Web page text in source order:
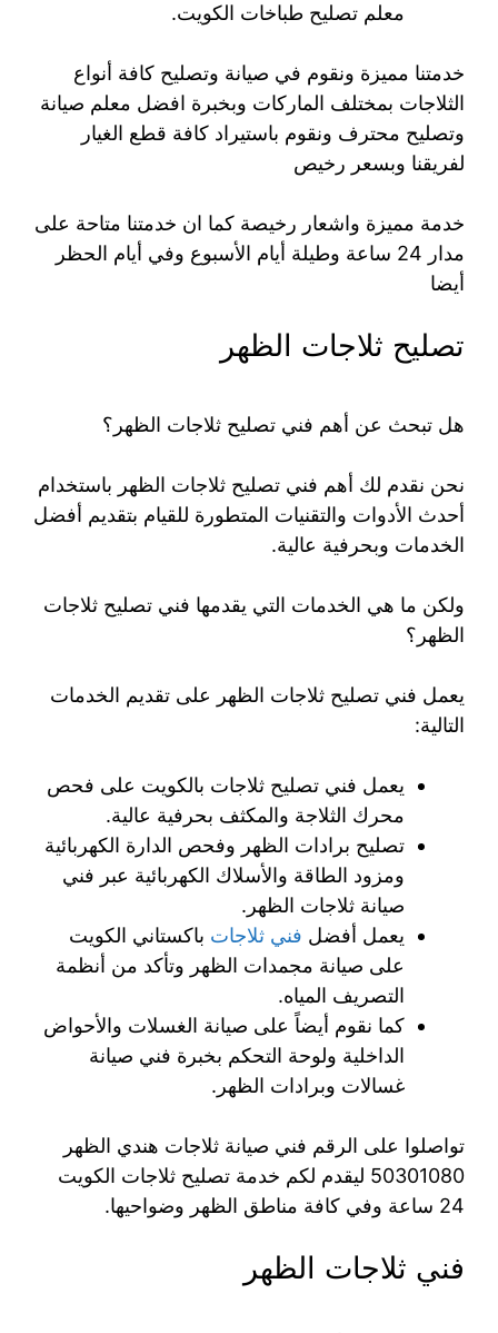
معلم تصليح طباخات الكويت.
خدمتنا مميزة ونقوم في صيانة وتصليح كافة أنواع
الثلاجات بمختلف الماركات وبخبرة افضل معلم صيانة
وتصليح محترف ونقوم باستيراد كافة قطع الغيار
لفريقنا وبسعر رخيص
خدمة مميزة واشعار رخيصة كما ان خدمتنا متاحة على
مدار 24 ساعة وطيلة أيام الأسبوع وفي أيام الحظر
أيضا
تصليح ثلاجات الظهر
هل تبحث عن أهم فني تصليح ثلاجات الظهر؟
نحن نقدم لك أهم فني تصليح ثلاجات الظهر باستخدام
أحدث الأدوات والتقنيات المتطورة للقيام بتقديم أفضل
الخدمات وبحرفية عالية.
ولكن ما هي الخدمات التي يقدمها فني تصليح ثلاجات
الظهر؟
يعمل فني تصليح ثلاجات الظهر على تقديم الخدمات
التالية:
يعمل فني تصليح ثلاجات بالكويت على فحص
محرك الثلاجة والمكثف بحرفية عالية.
تصليح برادات الظهر وفحص الدارة الكهربائية
ومزود الطاقة والأسلاك الكهربائية عبر فني
صيانة ثلاجات الظهر.
يعمل أفضل فني ثلاجات باكستاني الكويت
على صيانة مجمدات الظهر وتأكد من أنظمة
التصريف المياه.
كما نقوم أيضاً على صيانة الغسلات والأحواض
الداخلية ولوحة التحكم بخبرة فني صيانة
غسالات وبرادات الظهر.
تواصلوا على الرقم فني صيانة ثلاجات هندي الظهر
50301080 ليقدم لكم خدمة تصليح ثلاجات الكويت
24 ساعة وفي كافة مناطق الظهر وضواحيها.
فني ثلاجات الظهر